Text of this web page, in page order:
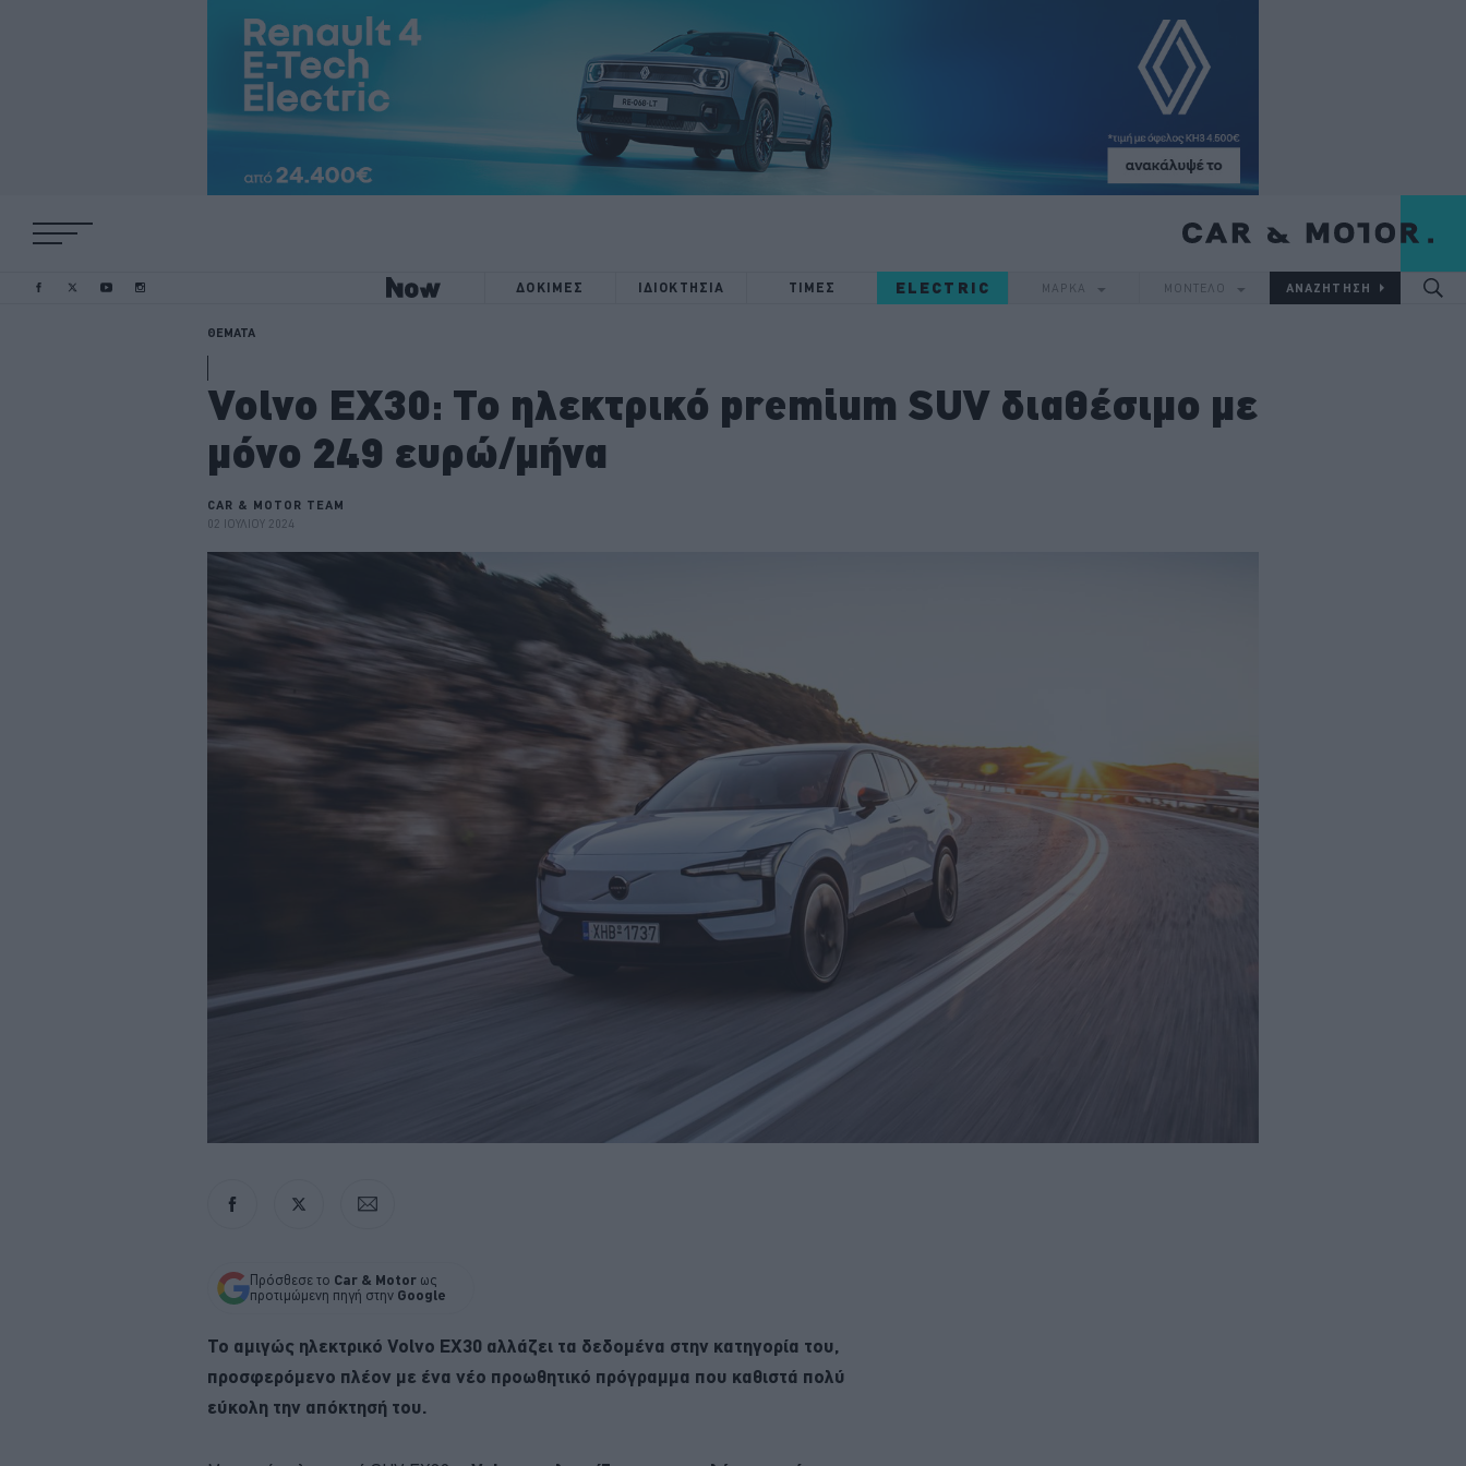
ΔΟΚΙΜΕΣ ΙΔΙΟΚΤΗΣΙΑ ΤΙΜΕΣ ELECTRIC ΜΑΡΚΑ ΜΟΝΤΕΛΟ
ΘΕΜΑΤΑ
Volvo EX30: Το ηλεκτρικό premium SUV διαθέσιμο με
μόνο 249 ευρώ/μήνα
CAR & MOTOR TEAM
02 ΙΟΥΛΙΟΥ 2024
Πρόσθεσε το Car & Motor ως
προτιμώμενη πηγή στην Google
Το αμιγώς ηλεκτρικό Volvo EX30 αλλάζει τα δεδομένα στην κατηγορία του,
προσφερόμενο πλέον με ένα νέο προωθητικό πρόγραμμα που καθιστά πολύ
εύκολη την απόκτησή του.